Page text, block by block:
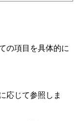
の項目を具体的に
応じて参照しま